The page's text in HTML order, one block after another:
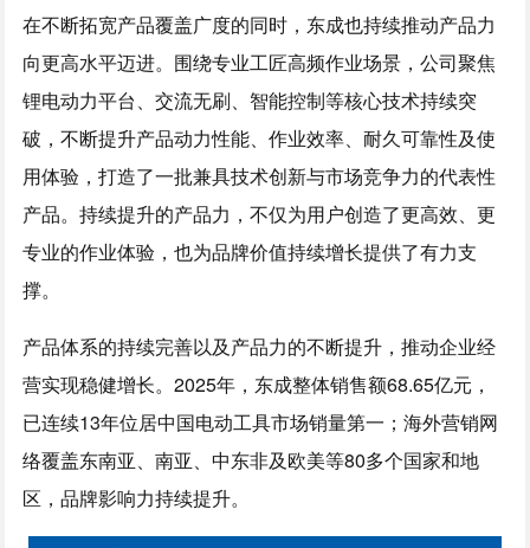
在不断拓宽产品覆盖广度的同时，东成也持续推动产品力
向更高水平迈进。围绕专业工匠高频作业场景，公司聚焦
锂电动力平台、交流无刷、智能控制等核心技术持续突
破，不断提升产品动力性能、作业效率、耐久可靠性及使
用体验，打造了一批兼具技术创新与市场竞争力的代表性
产品。持续提升的产品力，不仅为用户创造了更高效、更
专业的作业体验，也为品牌价值持续增长提供了有力支
撑。
产品体系的持续完善以及产品力的不断提升，推动企业经
营实现稳健增长。2025年，东成整体销售额68.65亿元，
已连续13年位居中国电动工具市场销量第一；海外营销网
络覆盖东南亚、南亚、中东非及欧美等80多个国家和地
区，品牌影响力持续提升。